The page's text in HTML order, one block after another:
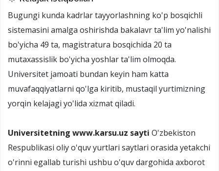
Bugungi kunda kadrlar tayyorlashning ko'p bosqichli
sistemasini amalga oshirishda bakalavr ta'lim yo'nalishi
bo'yicha 49 ta, magistratura bosqichida 20 ta
mutaxassislik bo'yicha yoshlar ta'lim olmoqda.
Universitet jamoati bundan keyin ham katta
muvafaqqiyatlarni qo'lga kiritib, mustaqil yurtimizning
yorqin kelajagi yo'lida xizmat qiladi.
Universitetning www.karsu.uz sayti O'zbekiston
Respublikasi oliy o'quv yurtlari saytlari orasida yetakchi
o'rinni egallab turishi ushbu o'quv dargohida axborot